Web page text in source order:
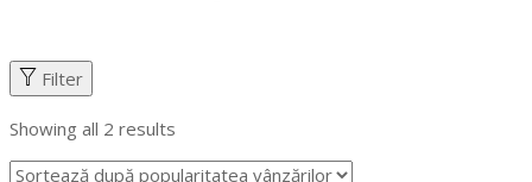
Filter
Showing all 2 results